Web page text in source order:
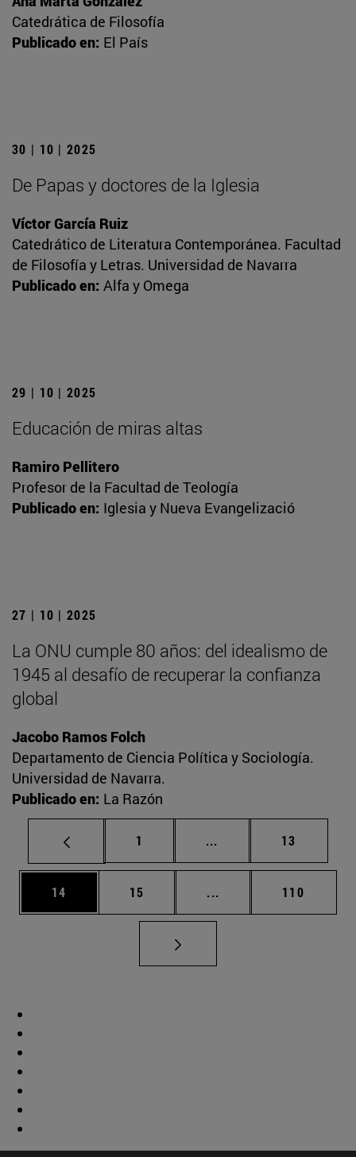
Catedrática de Filosofía
Publicado en: El País
30 | 10 | 2025
De Papas y doctores de la Iglesia
Víctor García Ruiz
Catedrático de Literatura Contemporánea. Facultad
de Filosofía y Letras. Universidad de Navarra
Publicado en: Alfa y Omega
29 | 10 | 2025
Educación de miras altas
Ramiro Pellitero
Profesor de la Facultad de Teología
Publicado en: Iglesia y Nueva Evangelizació
27 | 10 | 2025
La ONU cumple 80 años: del idealismo de
1945 al desafío de recuperar la confianza
global
Jacobo Ramos Folch
Departamento de Ciencia Política y Sociología.
Universidad de Navarra.
Publicado en: La Razón
Página
1 ... Páginas intermedias
Página
13
Página
14 Página
15 ... Páginas intermedias
Página
110